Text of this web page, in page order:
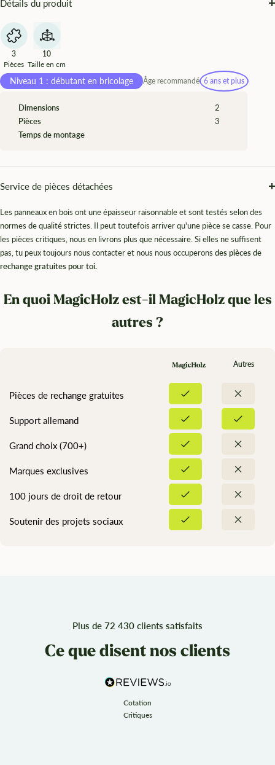
¡
Détails du produit
3
Pièces
10
Taille en cm
Niveau 1 : débutant en bricolage Âge recommandé 6 ans et plus
Dimensions
2
Pièces
3
Temps de montage
Service de pièces détachées
Les panneaux en bois ont une épaisseur raisonnable et sont testés selon des
normes de qualité strictes. Il peut toutefois arriver qu'une pièce se casse. Pour
les pièces critiques, nous en livrons plus que nécessaire. Si elles ne suffisent
pas, tu peux toujours nous contacter et nous nous occuperons des pièces de
rechange gratuites pour toi.
En quoi MagicHolz est-il MagicHolz que les
autres ?
Autres
Pièces de rechange gratuites
Support allemand
Grand choix (700+)
Marques exclusives
100 jours de droit de retour
Soutenir des projets sociaux
Plus de 72 430 clients satisfaits
Ce que disent nos clients
Cotation
Critiques